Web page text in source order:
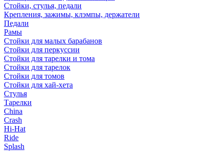
Стойки, стулья, педали
Крепления, зажимы, клэмпы, держатели
Педали
Рамы
Стойки для малых барабанов
Стойки для перкуссии
Стойки для тарелки и тома
Стойки для тарелок
Стойки для томов
Стойки для хай-хета
Стулья
Тарелки
China
Crash
Hi-Hat
Ride
Splash